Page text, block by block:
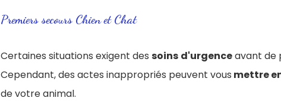
Premiers secours Chien et Chat
Certaines situations exigent des soins d'urgenceavant de
Cependant, des actes inappropriés peuvent vous mettre
de votre animal.